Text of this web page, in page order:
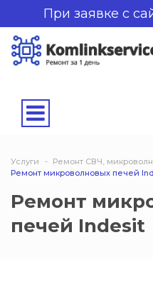
При заявке с
Услуги
Ремонт СВЧ,
Ремонт микроволновых печей
Ремонт
печей Indesit